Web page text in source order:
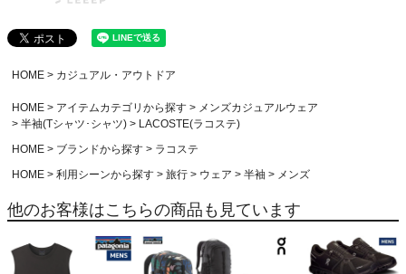
HOME カジュアル・アウトドア
HOME アイテムカテゴリから探す
メンズカジュアルウェア
半袖(Tシャツ･シャツ)
LACOSTE(ラコステ)
HOME
ブランドから探す
ラコステ
HOME
利用シーンから探す 旅行 ウェア 半袖 メンズ
他のお客様はこちらの商品も見ています